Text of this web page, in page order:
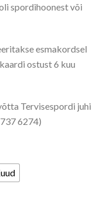
spordihoonest või
esmakordsel
ostust 6 kuu
Tervisespordi juhi
737 6274)